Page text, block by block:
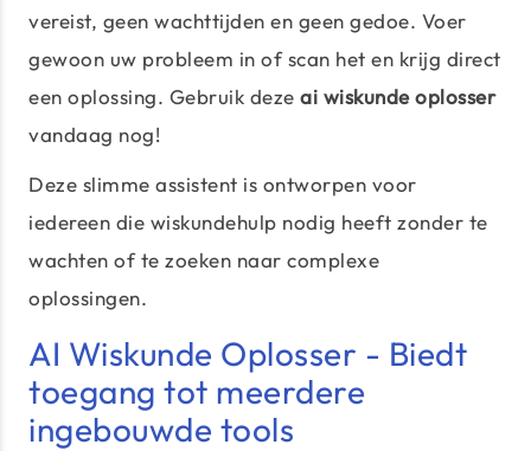
vereist, geen wachttijden en geen gedoe. Voer
gewoon uw probleem in of scan het en krijg direct
een oplossing. Gebruik deze ai wiskunde oplosser
vandaag nog!
Deze slimme assistent is ontworpen voor
iedereen die wiskundehulp nodig heeft zonder te
wachten of te zoeken naar complexe
oplossingen.
AI Wiskunde Oplosser - Biedt
toegang tot meerdere
ingebouwde tools